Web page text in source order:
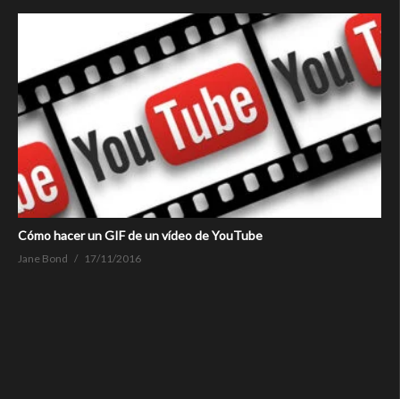
Cómo hacer un GIF de un vídeo de YouTube
Jane Bond 17/11/2016